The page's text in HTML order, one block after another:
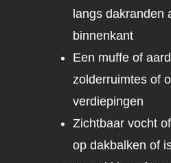
langs dakranden
binnenkant
Een muffe of
zolderruimtes of
verdiepingen
Zichtbaar vocht
op dakbalken of